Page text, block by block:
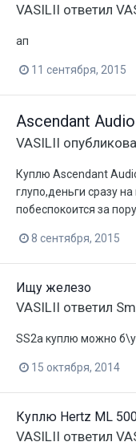
VASILII ответил
ап
11 сентября, 2015
Ascendant
VASILII
Куплю Ascendant
глупо,деньги сразу
побеспокоится за
8 сентября, 2015
Ищу железо
VASILII ответил
SS2a куплю можно б\у
15 октября, 2014
Куплю Hertz ML
VASILII ответил